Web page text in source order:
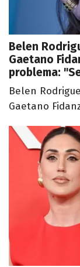
Belen
Gaetano
problema:
Belen
Gaetano